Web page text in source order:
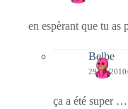
en espèrant que tu as
Belbe
29/12/
ça a été super